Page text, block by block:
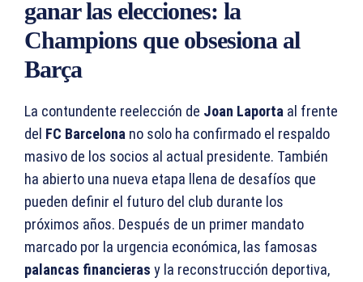
ganar las elecciones: la
Champions que obsesiona al
Barça
La contundente reelección de Joan Laporta al frente
del FC Barcelona no solo ha confirmado el respaldo
masivo de los socios al actual presidente. También
ha abierto una nueva etapa llena de desafíos que
pueden definir el futuro del club durante los
próximos años. Después de un primer mandato
marcado por la urgencia económica, las famosas
palancas financieras y la reconstrucción deportiva,